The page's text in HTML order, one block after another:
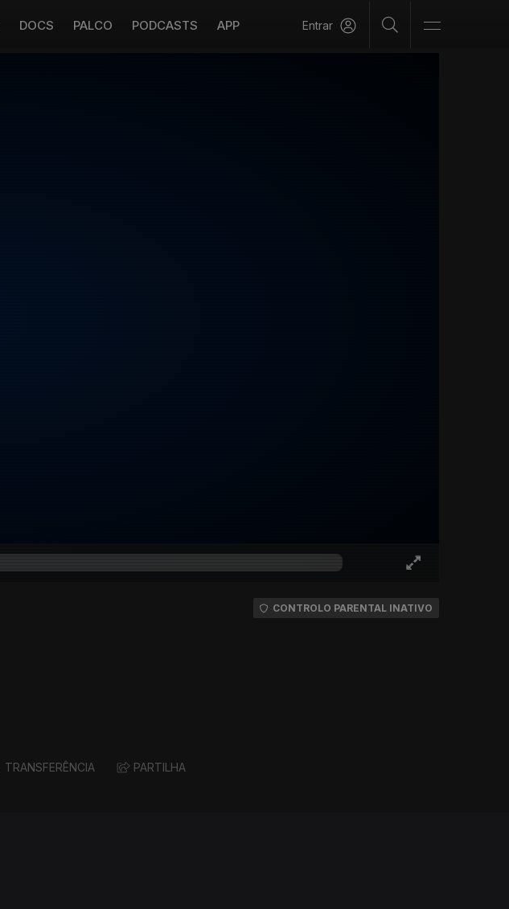
DOCS PALCO PODCASTS APP Entrar
CONTROLO PARENTAL INATIVO
TRANSFERÊNCIA PARTILHA